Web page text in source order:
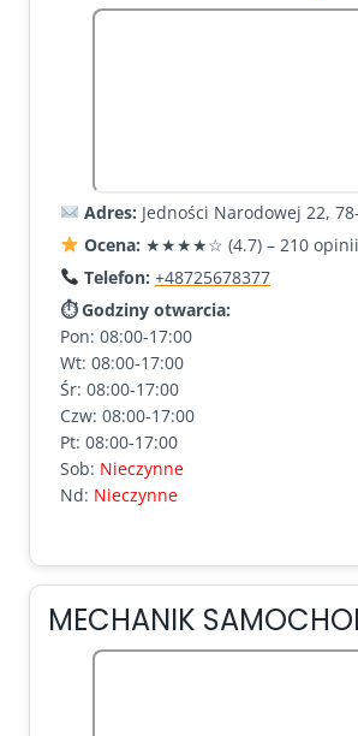
Adres: Jedności Narodowej 22,
Ocena: ★★★★☆ (4.7) – 210 opinii
Telefon: +48725678377
⏱ Godziny otwarcia:
Pon: 08:00-17:00
Wt: 08:00-17:00
Śr: 08:00-17:00
Czw: 08:00-17:00
Pt: 08:00-17:00
Sob: Nieczynne
Nd: Nieczynne
MECHANIK